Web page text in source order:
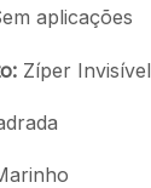
aplicações
Zíper Invisível